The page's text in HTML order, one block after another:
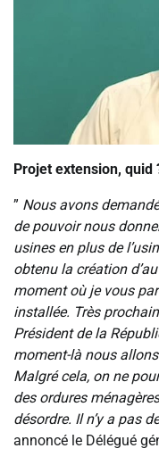
Projet extension, quid
‎‎” Nous avons
de pouvoir nous
usines en plus de
obtenu la création
moment où je vous
installée. Très
Président de la
moment-là nous
Malgré cela, on ne
des ordures
désordre. Il n’y a pas
annoncé le Délégué